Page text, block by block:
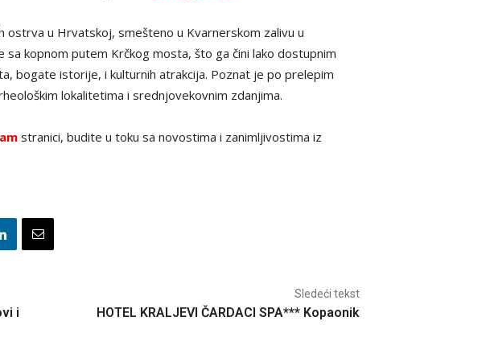
ostrva u Hrvatskoj, smešteno u Kvarnerskom zalivu u
sa kopnom putem Krčkog mosta, što ga čini lako dostupnim
bogate istorije, i kulturnih atrakcija. Poznat je po prelepim
lokalitetima i srednjovekovnim zdanjima.
stranici, budite u toku sa novostima i zanimljivostima iz
i
Sledeći tekst
HOTEL KRALJEVI ČARDACI SPA*** Kopaonik